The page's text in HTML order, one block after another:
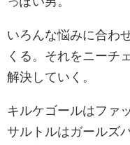
いろんな悩みに合わ
くる。それをニーチ
解決していく。
キルケゴールはファ
サルトルはガールズ